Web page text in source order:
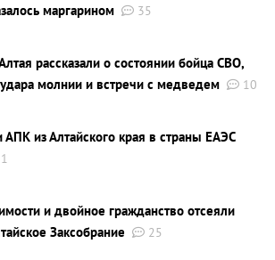
маргарином
35
рассказали о состоянии бойца СВО,
молнии и встречи с медведем
10
АПК из Алтайского края в страны ЕАЭС
1
и двойное гражданство отсеяли
Заксобрание
25